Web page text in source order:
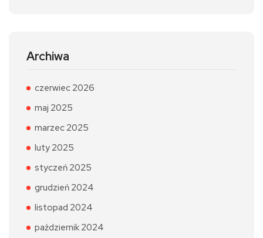
Archiwa
czerwiec 2026
maj 2025
marzec 2025
luty 2025
styczeń 2025
grudzień 2024
listopad 2024
październik 2024